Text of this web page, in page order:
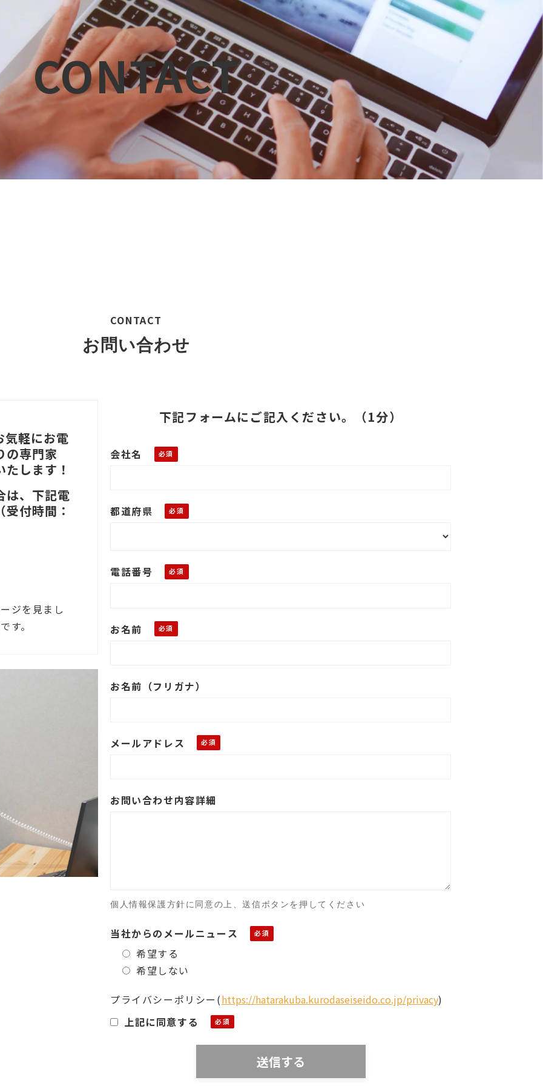
CONTACT
CONTACT
お問い合わせ
気軽にお電
の専門家
します！
は、下記電
付時間：
ジを見まし
す。
下記フォームにご記入ください。（1分）
会社名
都道府県
電話番号
お名前
お名前（フリガナ）
メールアドレス
お問い合わせ内容詳細
個人情報保護方針に同意の上、送信ボタンを押してください
当社からのメールニュース
希望する
希望しない
プライバシーポリシー (https://hatarakuba.kurodaseiseido.co.jp/privacy)
上記に同意する